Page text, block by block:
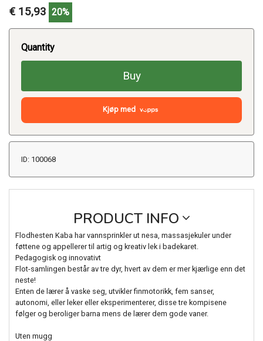
€ 15,93 20%
Quantity
Buy
Kjøp med
ID: 100068
PRODUCT INFO
Flodhesten Kaba har vannsprinkler ut nesa, massasjekuler under
føttene og appellerer til artig og kreativ lek i badekaret.
Pedagogisk og innovativt
Flot-samlingen består av tre dyr, hvert av dem er mer kjærlige enn det
neste!
Enten de lærer å vaske seg, utvikler finmotorikk, fem sanser,
autonomi, eller leker eller eksperimenterer, disse tre kompisene
følger og beroliger barna mens de lærer dem gode vaner.
Uten mugg